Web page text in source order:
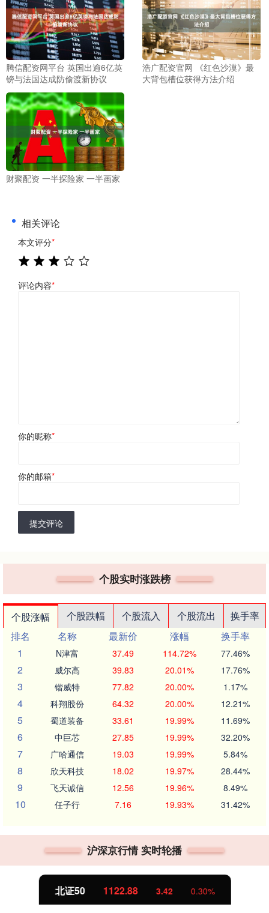
腾信配资网平台 英国出逾6亿英
镑与法国达成防偷渡新协议
浩广配资官网 《红色沙漠》最
大背包槽位获得方法介绍
财聚配资 一半探险家 一半画家
相关评论
本文评分*
评论内容*
你的昵称*
你的邮箱*
提交评论
个股实时涨跌榜
个股涨幅 个股跌幅 个股流入 个股流出
换手率
排名
名称 最新价 涨幅
换手率
1
N津富 37.49 114.72% 77.46%
2 威尔高 39.83 20.01% 17.76%
3 锴威特 77.82 20.00% 1.17%
4 科翔股份 64.32 20.00% 12.21%
5 蜀道装备 33.61 19.99% 11.69%
6 中巨芯 27.85 19.99% 32.20%
7 广哈通信 19.03 19.99% 5.84%
8 欣天科技 18.02 19.97% 28.44%
9 飞天诚信 12.56 19.96% 8.49%
10 任子行 7.16 19.93% 31.42%
沪深京行情 实时轮播
北证50 1122.88 3.42 0.30%